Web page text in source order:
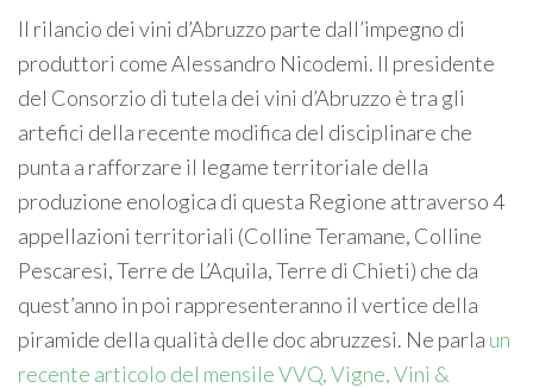
Il rilancio dei vini d’Abruzzo parte dall’impegno di
produttori come Alessandro Nicodemi. Il presidente
del Consorzio di tutela dei vini d’Abruzzo è tra gli
artefici della recente modifica del disciplinare che
punta a rafforzare il legame territoriale della
produzione enologica di questa Regione attraverso 4
appellazioni territoriali (Colline Teramane, Colline
Pescaresi, Terre de L’Aquila, Terre di Chieti) che da
quest’anno in poi rappresenteranno il vertice della
piramide della qualità delle doc abruzzesi. Ne parla un
recente articolo del mensile VVQ, Vigne, Vini &